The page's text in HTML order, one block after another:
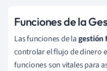
Funciones de la
Las funciones de lagestión
controlar el flujo de dinero
funciones son vitales para